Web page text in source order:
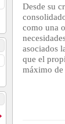
Desde su
como una
asociados
que el
máximo